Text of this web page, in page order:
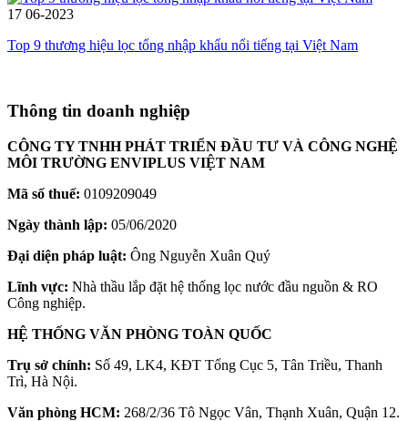
17 06-2023
Top 9 thương hiệu lọc tổng nhập khẩu nổi tiếng tại Việt Nam
Thông tin doanh nghiệp
CÔNG TY TNHH PHÁT TRIỂN ĐẦU TƯ VÀ CÔNG NGHỆ
MÔI TRƯỜNG ENVIPLUS VIỆT NAM
Mã số thuế: 0109209049
Ngày thành lập: 05/06/2020
Đại diện pháp luật: Ông Nguyễn Xuân Quý
Lĩnh vực: Nhà thầu lắp đặt hệ thống lọc nước đầu nguồn & RO
Công nghiệp.
HỆ THỐNG VĂN PHÒNG TOÀN QUỐC
Trụ sở chính: Số 49, LK4, KĐT Tổng Cục 5, Tân Triều, Thanh
Trì, Hà Nội.
Văn phòng HCM: 268/2/36 Tô Ngọc Vân, Thạnh Xuân, Quận 12.